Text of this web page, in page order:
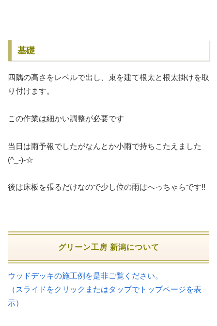
基礎
四隅の高さをレベルで出し、束を建て根太と根太掛けを取
り付けます。
この作業は細かい調整が必要です
当日は雨予報でしたがなんとか小雨で持ちこたえました
(^_-)-☆
後は床板を張るだけなので少し位の雨はへっちゃらです!!
グリーン工房 新潟について
ウッドデッキの施工例を是非ご覧ください。
（スライドをクリックまたはタップでトップページを表
示）